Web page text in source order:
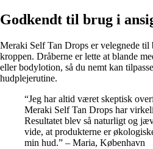
Godkendt til brug i
Meraki Self Tan Drops er velegnede til
kroppen. Dråberne er lette at blande
eller bodylotion, så du nemt kan
hudplejerutine.
“Jeg har altid været skeptisk
Meraki Self Tan Drops har
Resultatet blev så naturligt og
vide, at produkterne er
min hud.” – Maria, København